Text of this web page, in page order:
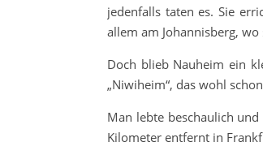
jedenfalls taten es. Sie
allem am Johannisberg,
Doch blieb Nauheim ein
„Niwiheim“, das wohl
Man lebte beschaulich
Kilometer entfernt in